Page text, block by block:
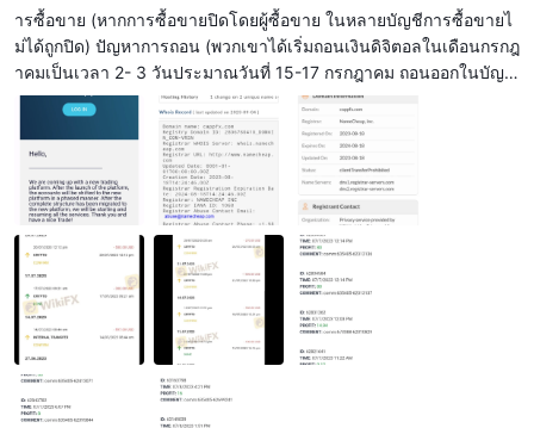
บนเว็บและแอพมือถือ ซึ่งเป็นตัวเลือกที่สะดวกสำหรับเทรดเดอร์ที่
ต้องการเข้าถึงบัญชีในขณะเดินทาง
ฝาก & ถอน
เมื่อตรวจสอบข้อมูลที่มีอยู่ใน CAPMOREFX เว็บไซต์ของรายละเอียด
เฉพาะไม่สามารถพบได้ในเงินฝากขั้นต่ำหรือวิธีการชำระเงินที่ยอมรับ
ดูเหมือนว่า CAPMOREFX ไม่เปิดเผยข้อมูลนี้ต่อสาธารณะ
จึงขอแนะนำให้ลูกค้าที่สนใจติดต่อ CAPMOREFX ฝ่ายสนับสนุนลูกค้า
เพื่อรับข้อมูลเพิ่มเติมเกี่ยวกับข้อกำหนดการฝากขั้นต่ำและวิธีการชำระ
เงิน CAPMOREFX ทีมสนับสนุนลูกค้าของจะสามารถให้ข้อมูลที่เป็น
ปัจจุบันและช่วยเหลือคุณในการเลือกวิธีการชำระเงินที่ดีที่สุดที่เหมาะ
กับความต้องการของคุณ
สนับสนุนลูกค้า
CAPMOREFXมีหลายวิธีในการติดต่อทีมสนับสนุนลูกค้า คุณสามารถติ
ารซื้อขาย (หากการซื้อขายปิดโดยผู้ซื้อขาย ในหลายบัญชีการซื้อขายไ
ม่ได้ถูกปิด) ปัญหาการถอน (พวกเขาได้เริ่มถอนเงินดิจิตอลในเดือนกรกฎ
าคมเป็นเวลา 2- 3 วันประมาณวันที่ 15-17 กรกฎาคม ถอนออกในบัญชี
แต่ไม่ได้ฝากใน binance) ค่าคอมมิชชั่น ib (หลายบัญชีได้รับค่าคอมมิช
ชั่น ib เพิ่มขึ้นจากบัญชีอ้างอิง เช่น 123456 ต้องการรับ 1 ดอลลาร์จาก
บัญชี 223344 สำหรับ 4 ล็อต แต่ได้ 5-6 ดอลลาร์สำหรับ 4 ล็อต) และ
พวกเขาได้ตัดการเชื่อมต่อจากแพลตฟอร์ม mt5 แล้ว สิ่งเหล่านี้กำลังเผ
ชิญกับปัญหาเซิร์ฟเวอร์หลังจากที่พวกเขาทำการอัปเกรดล่าสุดในเดือน
กรกฎาคม จึงพยายามแก้ไขและแก้ไขปัญหาจนถึงสัปดาห์ที่ 2 สิงหาคม
แต่ก็ไม่ได้รับการแก้ไข และพวกเขาได้ทำการเปลี่ยนแปลงแอปพลิเคชัน
บางอย่างและตัดสินใจซื้อเซิร์ฟเวอร์หรือโดเมนใหม่ ด้วยเหตุนี้พวกเขาจึ
งได้เปลี่ยนชื่อบริษัทเป็น cappfx และจดทะเบียนโดเมนในวันที่ 18 สิงห
าคม เวลา 14.00 น. และได้ส่งอีเมลไปยังบัญชีลูกค้าที่ลงทะเบียนอีเมลเ
กี่ยวกับการเปลี่ยนชื่อบริษัทแล้ว และพวกเขาใช้เวลาในการสร้างเว็บไซ
ต์ใหม่สำหรับ cappfx หรือกำลังทำการแก้ไขใด ๆ ที่มีอยู่ CAPPMOREF
X เว็บไซต์. พวกเขากล่าวว่าในอีเมลฉบับก่อน พวกเขากำลังมาพร้อมกับ